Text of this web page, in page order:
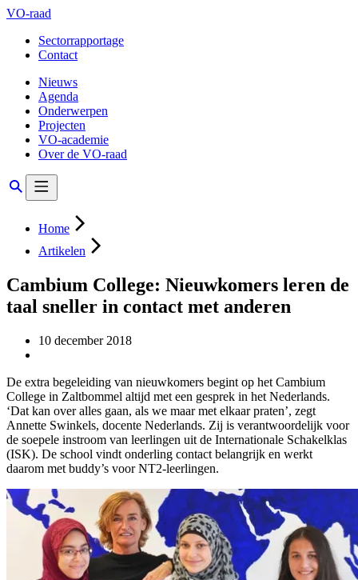
VO-raad
Sectorrapportage
Contact
Nieuws
Agenda
Onderwerpen
Projecten
VO-academie
Over de VO-raad
Home
Artikelen
Cambium College: Nieuwkomers leren de
taal sneller in contact met anderen
10 december 2018
De extra begeleiding van nieuwkomers begint op het Cambium
College in Zaltbommel altijd met een gesprek in het Nederlands.
‘Dat kan over alles gaan, als we maar met elkaar praten’, zegt
Annette Swinkels, docente Nederlands. Zij is verantwoordelijk voor
de soepele instroom van leerlingen uit de Internationale Schakelklas
(ISK). De school vindt onderling contact belangrijk en werkt
daarom met buddy’s voor NT2-leerlingen.